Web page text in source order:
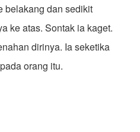
belakang dan sedikit
ke atas. Sontak ia kaget.
dirinya. Ia seketika
orang itu.